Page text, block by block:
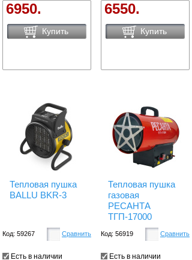
6950.
Купить
6550.
Купить
Тепловая пушка
BALLU BKR-3
Код: 59267 Сравнить
Есть в наличии
Тепловая пушка
газовая
РЕСАНТА
ТГП-17000
Код: 56919 Сравнить
Есть в наличии